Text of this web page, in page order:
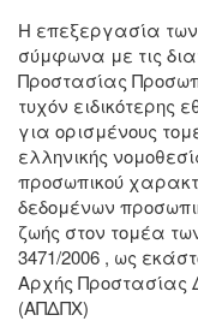
Η επεξεργασία
σύμφωνα με τις
Προστασίας
τυχόν ειδικότερης
για ορισμένους
ελληνικής
προσωπικού
δεδομένων
ζωής στον τομέα
3471/2006 , ως
Αρχής Προστασίας
(ΑΠΔΠΧ)